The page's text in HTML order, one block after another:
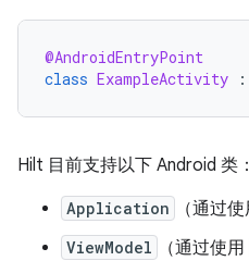
@AndroidEntryPoint
class ExampleActivity :
Hilt 目前支持以下 Android 类：
Application （通过
ViewModel （通过使用